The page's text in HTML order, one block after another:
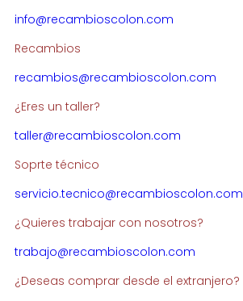
info@recambioscolon.com
Recambios
recambios@recambioscolon.com
¿Eres un taller?
taller@recambioscolon.com
Soprte técnico
servicio.tecnico@recambioscolon.com
¿Quieres trabajar con nosotros?
trabajo@recambioscolon.com
¿Deseas comprar desde el extranjero?